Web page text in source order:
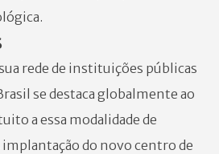
rede de instituições públicas
se destaca globalmente ao
a essa modalidade de
implantação do novo centro de